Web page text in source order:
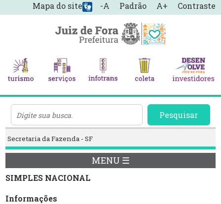
-A Padrão A+ Contraste
Mapa do site
Pesquisar
Secretaria da Fazenda - SF
MENU ☰
SIMPLES NACIONAL
Informações